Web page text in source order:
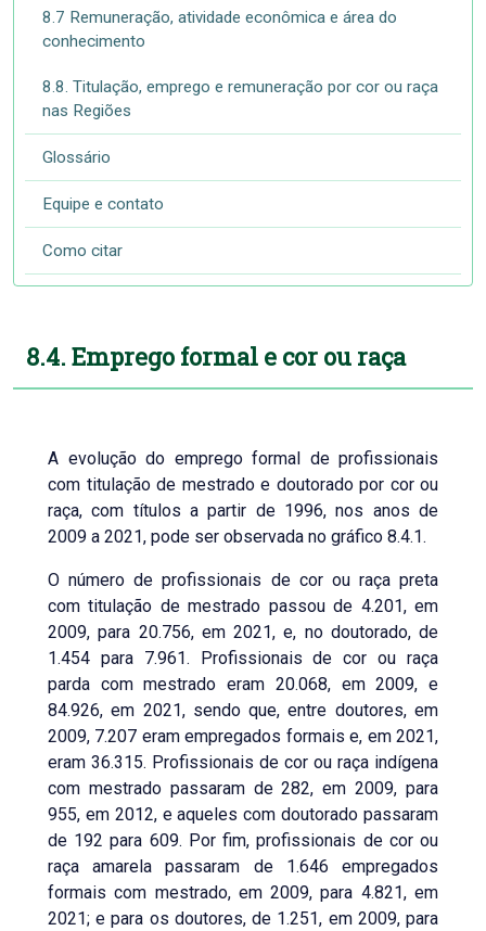
8.7 Remuneração, atividade econômica e área do
conhecimento
8.8. Titulação, emprego e remuneração por cor ou raça
nas Regiões
Glossário
Equipe e contato
Como citar
8.4. Emprego formal e cor ou raça
A evolução do emprego formal de profissionais
com titulação de mestrado e doutorado por cor ou
raça, com títulos a partir de 1996, nos anos de
2009 a 2021, pode ser observada no gráfico 8.4.1.
O número de profissionais de cor ou raça preta
com titulação de mestrado passou de 4.201, em
2009, para 20.756, em 2021, e, no doutorado, de
1.454 para 7.961. Profissionais de cor ou raça
parda com mestrado eram 20.068, em 2009, e
84.926, em 2021, sendo que, entre doutores, em
2009, 7.207 eram empregados formais e, em 2021,
eram 36.315. Profissionais de cor ou raça indígena
com mestrado passaram de 282, em 2009, para
955, em 2012, e aqueles com doutorado passaram
de 192 para 609. Por fim, profissionais de cor ou
raça amarela passaram de 1.646 empregados
formais com mestrado, em 2009, para 4.821, em
2021; e para os doutores, de 1.251, em 2009, para